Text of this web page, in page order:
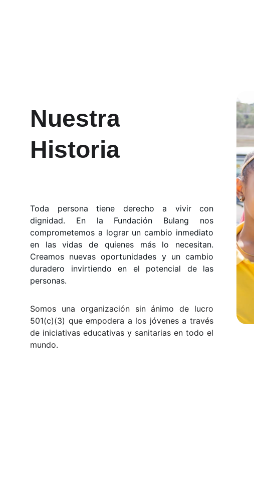
Nuestra
Historia
Toda persona tiene derecho a vivir con
dignidad. En la Fundación Bulang nos
comprometemos a lograr un cambio inmediato
en las vidas de quienes más lo necesitan.
Creamos nuevas oportunidades y un cambio
duradero invirtiendo en el potencial de las
personas.
Somos una organización sin ánimo de lucro
501(c)(3) que empodera a los jóvenes a través
de iniciativas educativas y sanitarias en todo el
mundo.